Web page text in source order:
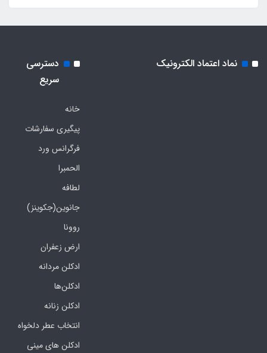
نماد اعتماد الکترونیک
دسترسی
سریع
خانه
پیگیری سفارشات
فرگرانس ورد
الحمبرا
لطافه
جانوین(جکوینز)
روونا
ارض زعفران
ادکلن مردانه
ادکلن‌ها
ادکلن زنانه
انتخاب عطر دلخواه
ادکلن های مینی